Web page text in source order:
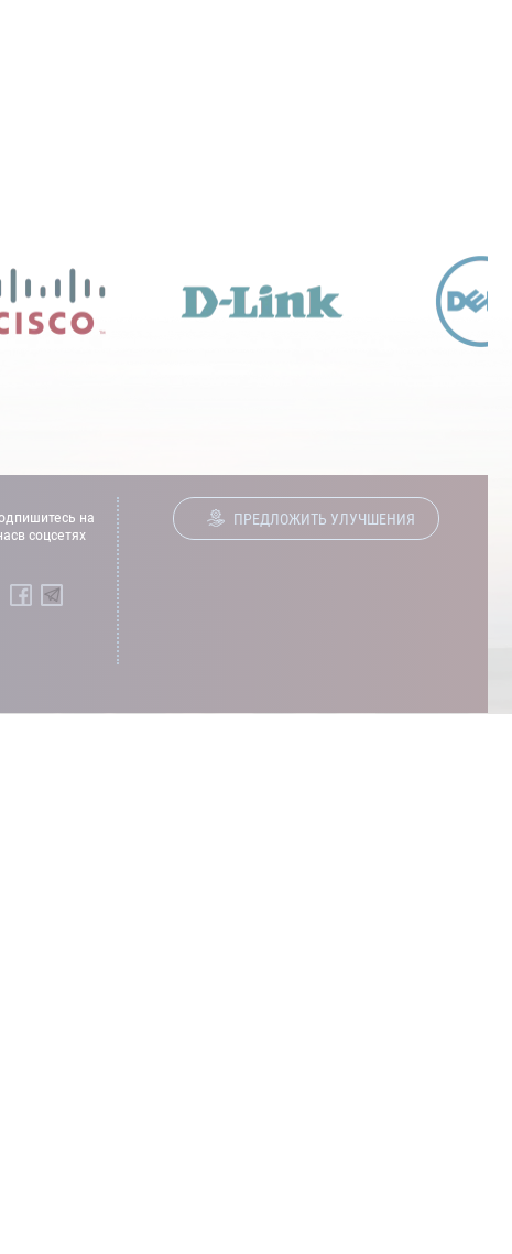
на
соцсетях
ПРЕДЛОЖИТЬ УЛУЧШЕНИЯ